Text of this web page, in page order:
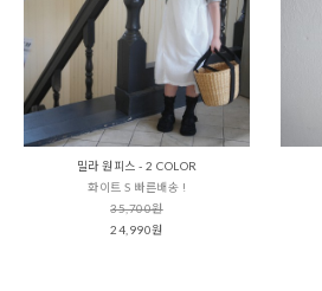
밀라 원피스 - 2 COLOR
화이트 S 빠른배송 !
35,700원
24,990원